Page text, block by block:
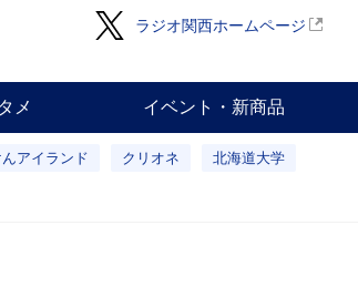
ラジオ関西ホームページ
メ イベント・新商品
アイランド クリオネ 北海道大学